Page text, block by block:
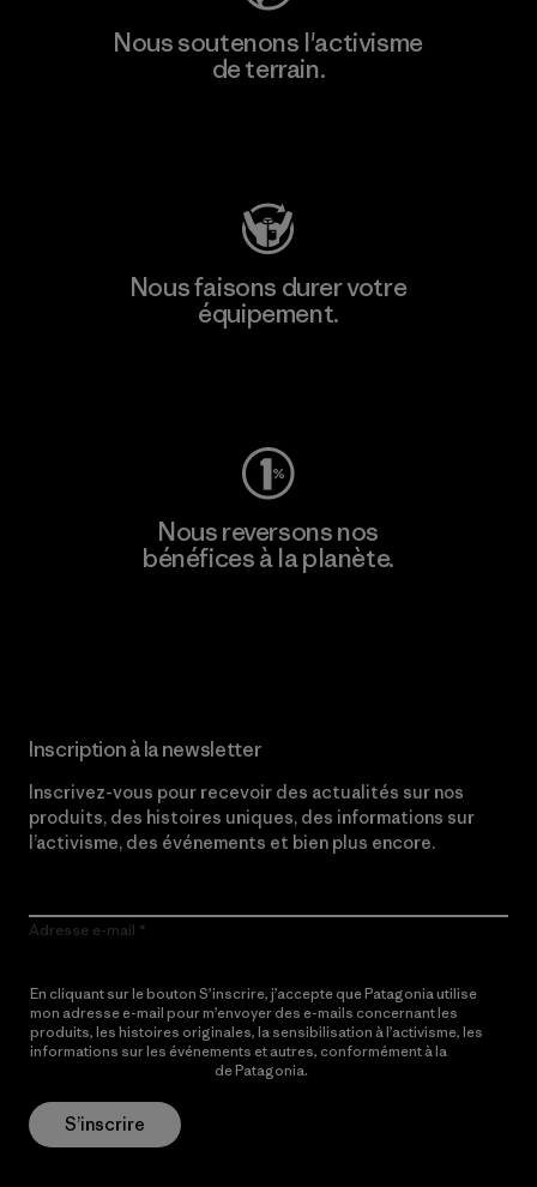
Nous soutenons l'activisme
de terrain.
Nous faisons durer votre
équipement.
Nous reversons nos
bénéfices à la planète.
Inscription à la newsletter
Inscrivez-vous pour recevoir des actualités sur nos
produits, des histoires uniques, des informations sur
l’activisme, des événements et bien plus encore.
Adresse e-mail
En cliquant sur le bouton S’inscrire, j’accepte que Patagonia utilise
mon adresse e-mail pour m’envoyer des e-mails concernant les
produits, les histoires originales, la sensibilisation à l’activisme, les
informations sur les événements et autres, conformément à la
de Patagonia.
S’inscrire